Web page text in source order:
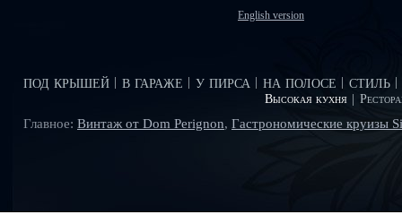
English version
под крышей в гараже у пирса на полосе стиль
Высокая кухня
Главное: Винтаж от Dom Perignon, Гастрономические круизы